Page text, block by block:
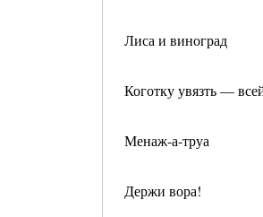
Лиса и виноград
Коготку увязть —
Менаж-а-труа
Держи вора!